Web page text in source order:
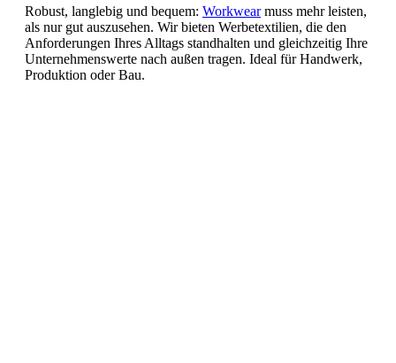
Robust, langlebig und bequem: Workwearmuss mehr leisten,
als nur gut auszusehen. Wir bieten Werbetextilien, die den
Anforderungen Ihres Alltags standhalten und gleichzeitig Ihre
Unternehmenswerte nach außen tragen. Ideal für Handwerk,
Produktion oder Bau.